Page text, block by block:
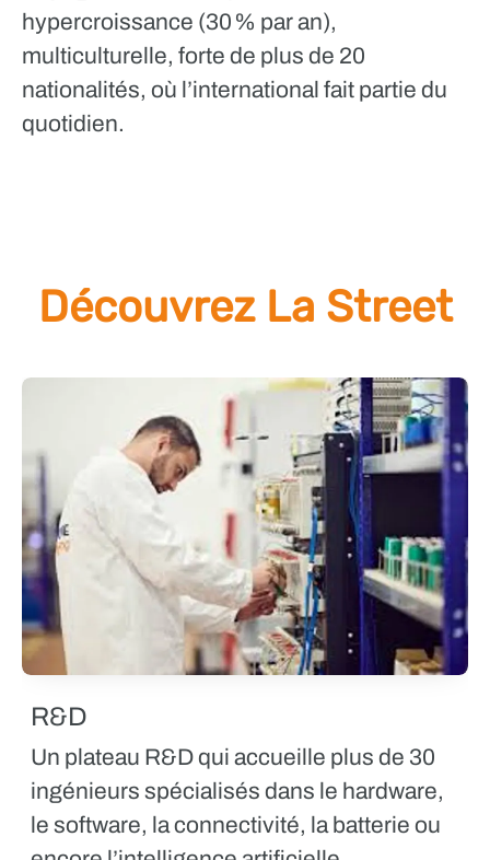
hypercroissance (30 % par an),
multiculturelle, forte de plus de 20
nationalités, où l’international fait partie du
quotidien.
Découvrez La Street
R&D
Un plateau R&Dqui accueille plus de 30
ingénieurs spécialisés dans le hardware,
le software, la connectivité, la batterie ou